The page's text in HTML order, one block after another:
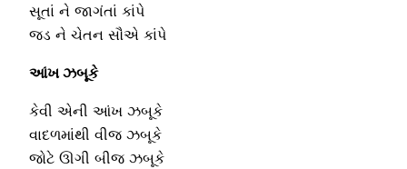
સૂતાં ને જાગંતાં કાંપે
જડ ને ચેતન સૌએ કાંપે
આંખ ઝબૂકે
કેવી એની આંખ ઝબૂકે
વાદળમાંથી વીજ ઝબૂકે
જોટે ઊગી બીજ ઝબૂકે